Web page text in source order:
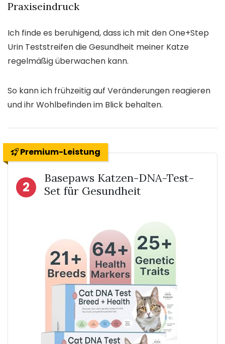
Praxiseindruck
Ich finde es beruhigend, dass ich mit den One+Step
Urin Teststreifen die Gesundheit meiner Katze
regelmäßig überwachen kann.
So kann ich frühzeitig auf Veränderungen reagieren
und ihr Wohlbefinden im Blick behalten.
Premium-Leistung
2
Basepaws Katzen-DNA-Test-
Set für Gesundheit